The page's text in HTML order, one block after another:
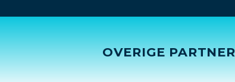
OVERIGE